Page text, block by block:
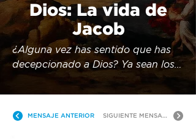
Dios: La vida de
Jacob
¿Alguna vez has sentido que has
decepcionado a Dios? Ya sean los
pecados de tu pasado o un mal
hábito del que aún no puedes
arrepentimos de nuestras malas
MENSAJE ANTERIOR SIGUIENTE MENSAJE